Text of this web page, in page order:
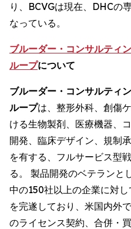
り、BCVGは現在、DHCの
なっている。
ブルーダー・コンサルティ
ループについて
ブルーダー・コンサルティ
ループは、整形外科、創傷
ける生物製剤、医療機器、
開発、臨床デザイン、規制
を有する、フルサービス型
る。 製品開発のベテランと
中の150社以上の企業に対
を完遂しており、米国内外
のライセンス契約、合併・